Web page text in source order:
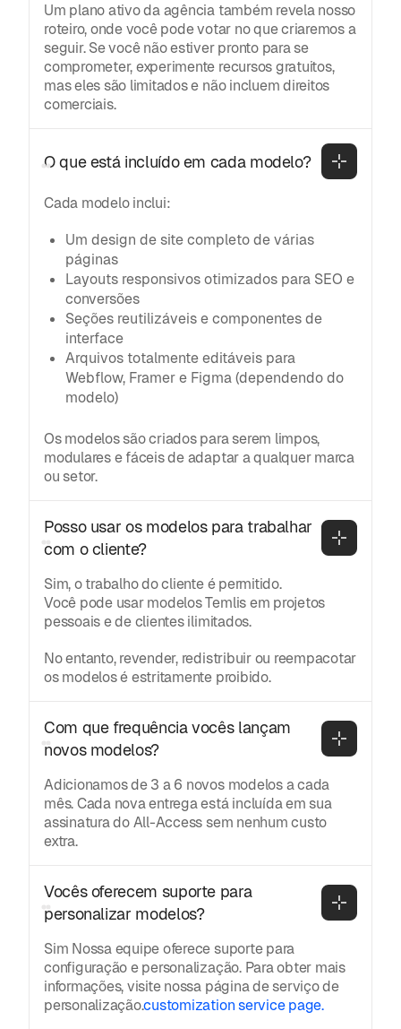
Um plano ativo da agência também revela nosso
roteiro, onde você pode votar no que criaremos a
seguir. Se você não estiver pronto para se
comprometer, experimente recursos gratuitos,
mas eles são limitados e não incluem direitos
comerciais.
O que está incluído em cada modelo?
Cada modelo inclui:
Um design de site completo de várias
páginas
Layouts responsivos otimizados para SEO e
conversões
Seções reutilizáveis e componentes de
interface
Arquivos totalmente editáveis para
Webflow, Framer e Figma (dependendo do
modelo)
Os modelos são criados para serem limpos,
modulares e fáceis de adaptar a qualquer marca
ou setor.
Posso usar os modelos para trabalhar
com o cliente?
Sim, o trabalho do cliente é permitido.
Você pode usar modelos Temlis em projetos
pessoais e de clientes ilimitados.
No entanto, revender, redistribuir ou reempacotar
os modelos é estritamente proibido.
Com que frequência vocês lançam
novos modelos?
Adicionamos de 3 a 6 novos modelos a cada
mês. Cada nova entrega está incluída em sua
assinatura do All-Access sem nenhum custo
extra.
Vocês oferecem suporte para
personalizar modelos?
Sim Nossa equipe oferece suporte para
configuração e personalização. Para obter mais
informações, visite nossa página de serviço de
personalização.customization service page.